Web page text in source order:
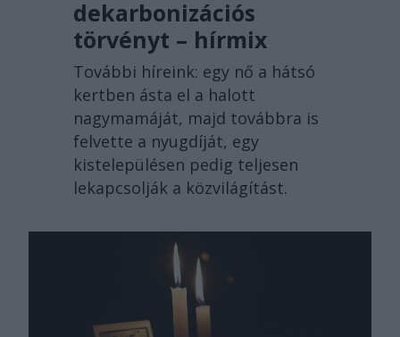
dekarbonizációs
törvényt – hírmix
További híreink: egy nő a hátsó
kertben ásta el a halott
nagymamáját, majd továbbra is
felvette a nyugdíját, egy
kistelepülésen pedig teljesen
lekapcsolják a közvilágítást.